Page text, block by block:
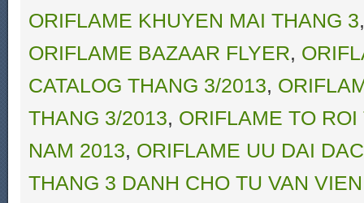
ORIFLAME KHUYEN MAI THANG 3
ORIFLAME BAZAAR FLYER,
CATALOG THANG 3/2013,
THANG 3/2013, ORIFLAME TO ROI
NAM 2013, ORIFLAME UU DAI
THANG 3 DANH CHO TU VAN